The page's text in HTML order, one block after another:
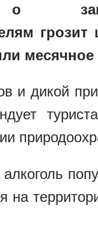
о
и дикой
алкоголь
на